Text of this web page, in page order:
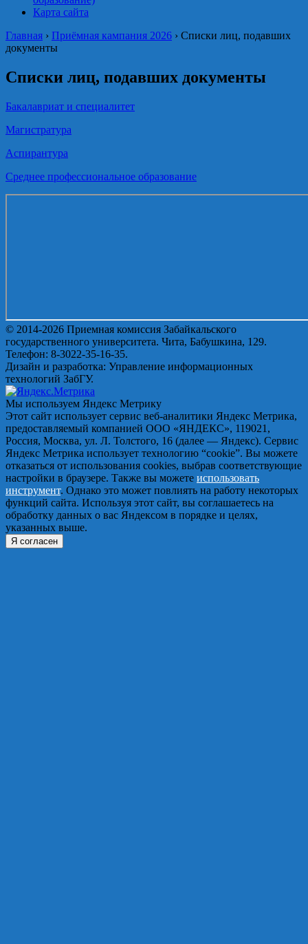
Карта сайта
Главная › Приёмная кампания 2026 › Списки лиц, подавших
документы
Списки лиц, подавших документы
Бакалавриат и специалитет
Магистратура
Аспирантура
Среднее профессиональное образование
© 2014-2026 Приемная комиссия Забайкальского
государственного университета. Чита, Бабушкина, 129.
Телефон: 8-3022-35-16-35.
Дизайн и разработка: Управление информационных
технологий ЗабГУ.
Мы используем Яндекс Метрику
Этот сайт использует сервис веб-аналитики Яндекс Метрика,
предоставляемый компанией ООО «ЯНДЕКС», 119021,
Россия, Москва, ул. Л. Толстого, 16 (далее — Яндекс). Сервис
Яндекс Метрика использует технологию “cookie”. Вы можете
отказаться от использования cookies, выбрав соответствующие
настройки в браузере. Также вы можете использовать
инструмент. Однако это может повлиять на работу некоторых
функций сайта. Используя этот сайт, вы соглашаетесь на
обработку данных о вас Яндексом в порядке и целях,
указанных выше.
Я согласен